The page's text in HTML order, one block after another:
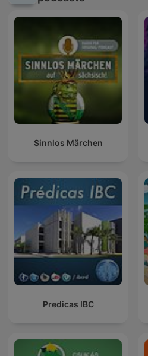
Sinnlos Märchen
Predicas IBC